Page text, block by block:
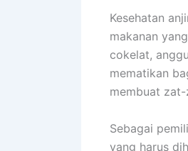
Kesehatan
makanan
cokelat,
mematikan
membuat
Sebagai
yang harus